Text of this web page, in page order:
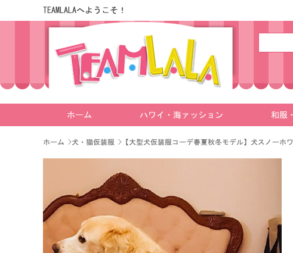
TEAMLALAへようこそ！
ホーム ハワイ・海ァッション 和服
ホーム >犬・猫仮装服 > 【大型犬仮装服コーデ春夏秋冬モデル】犬スノー